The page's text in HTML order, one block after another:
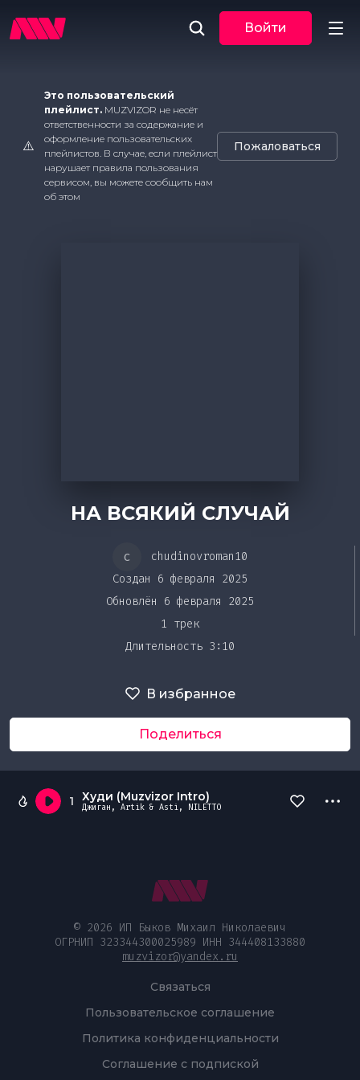
Новости
Музыка
По трекам
Войти
⚠️
Это пользовательский
плейлист. MUZVIZOR не несёт
ответственности за содержание и
оформление пользовательских
плейлистов. В случае, если плейлист
нарушает правила пользования
сервисом, вы можете сообщить нам
об этом
Пожаловаться
НА ВСЯКИЙ СЛУЧАЙ
c
chudinovroman10
Создан 6 февраля 2025
Обновлён 6 февраля 2025
1 трек
Длительность 3:10
В избранное
Поделиться
1 Худи (Muzvizor Intro)
Джиган, Artik & Asti, NILETTO
© 2026 ИП Быков Михаил Николаевич
ОГРНИП 323344300025989 ИНН 344408133880
muzvizor@yandex.ru
Связаться
Пользовательское соглашение
Политика конфиденциальности
Соглашение с подпиской